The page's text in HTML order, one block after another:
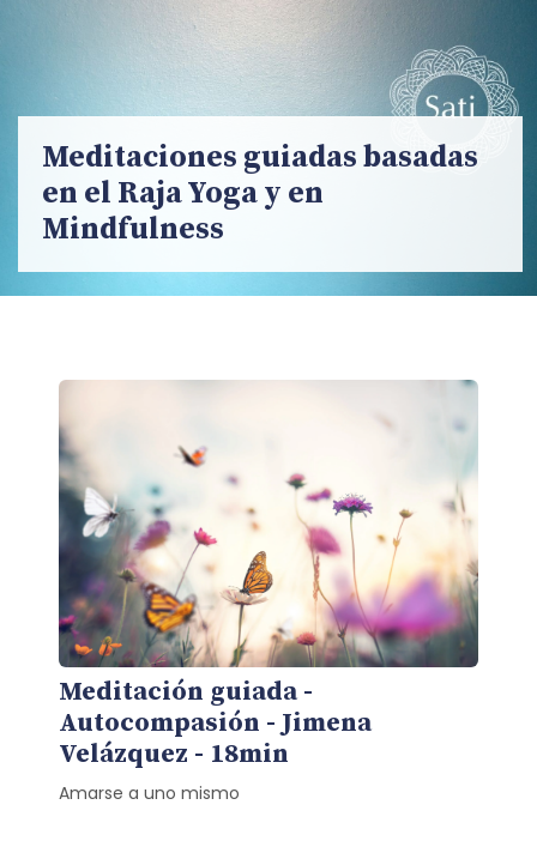
Meditaciones guiadas basadas
en el Raja Yoga y en
Mindfulness
Meditación guiada -
Autocompasión - Jimena
Velázquez - 18min
Amarse a uno mismo